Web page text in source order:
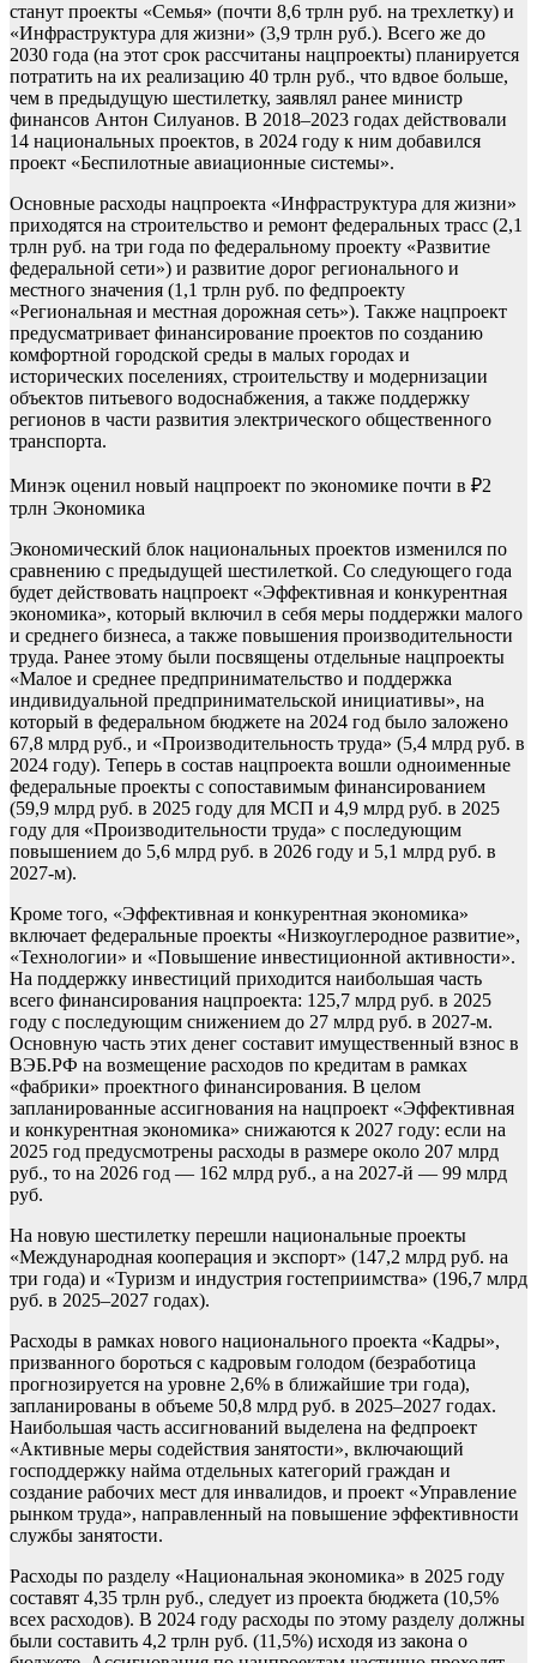
станут проекты «Семья» (почти 8,6 трлн руб. на трехлетку) и
«Инфраструктура для жизни» (3,9 трлн руб.). Всего же до
2030 года (на этот срок рассчитаны нацпроекты) планируется
потратить на их реализацию 40 трлн руб., что вдвое больше,
чем в предыдущую шестилетку, заявлял ранее министр
финансов Антон Силуанов. В 2018–2023 годах действовали
14 национальных проектов, в 2024 году к ним добавился
проект «Беспилотные авиационные системы».
Основные расходы нацпроекта «Инфраструктура для жизни»
приходятся на строительство и ремонт федеральных трасс (2,1
трлн руб. на три года по федеральному проекту «Развитие
федеральной сети») и развитие дорог регионального и
местного значения (1,1 трлн руб. по федпроекту
«Региональная и местная дорожная сеть»). Также нацпроект
предусматривает финансирование проектов по созданию
комфортной городской среды в малых городах и
исторических поселениях, строительству и модернизации
объектов питьевого водоснабжения, а также поддержку
регионов в части развития электрического общественного
транспорта.
Минэк оценил новый нацпроект по экономике почти в ₽2
трлн Экономика
Экономический блок национальных проектов изменился по
сравнению с предыдущей шестилеткой. Со следующего года
будет действовать нацпроект «Эффективная и конкурентная
экономика», который включил в себя меры поддержки малого
и среднего бизнеса, а также повышения производительности
труда. Ранее этому были посвящены отдельные нацпроекты
«Малое и среднее предпринимательство и поддержка
индивидуальной предпринимательской инициативы», на
который в федеральном бюджете на 2024 год было заложено
67,8 млрд руб., и «Производительность труда» (5,4 млрд руб. в
2024 году). Теперь в состав нацпроекта вошли одноименные
федеральные проекты с сопоставимым финансированием
(59,9 млрд руб. в 2025 году для МСП и 4,9 млрд руб. в 2025
году для «Производительности труда» с последующим
повышением до 5,6 млрд руб. в 2026 году и 5,1 млрд руб. в
2027-м).
Кроме того, «Эффективная и конкурентная экономика»
включает федеральные проекты «Низкоуглеродное развитие»,
«Технологии» и «Повышение инвестиционной активности».
На поддержку инвестиций приходится наибольшая часть
всего финансирования нацпроекта: 125,7 млрд руб. в 2025
году с последующим снижением до 27 млрд руб. в 2027-м.
Основную часть этих денег составит имущественный взнос в
ВЭБ.РФ на возмещение расходов по кредитам в рамках
«фабрики» проектного финансирования. В целом
запланированные ассигнования на нацпроект «Эффективная
и конкурентная экономика» снижаются к 2027 году: если на
2025 год предусмотрены расходы в размере около 207 млрд
руб., то на 2026 год — 162 млрд руб., а на 2027-й — 99 млрд
руб.
На новую шестилетку перешли национальные проекты
«Международная кооперация и экспорт» (147,2 млрд руб. на
три года) и «Туризм и индустрия гостеприимства» (196,7 млрд
руб. в 2025–2027 годах).
Расходы в рамках нового национального проекта «Кадры»,
призванного бороться с кадровым голодом (безработица
прогнозируется на уровне 2,6% в ближайшие три года),
запланированы в объеме 50,8 млрд руб. в 2025–2027 годах.
Наибольшая часть ассигнований выделена на федпроект
«Активные меры содействия занятости», включающий
господдержку найма отдельных категорий граждан и
создание рабочих мест для инвалидов, и проект «Управление
рынком труда», направленный на повышение эффективности
службы занятости.
Расходы по разделу «Национальная экономика» в 2025 году
составят 4,35 трлн руб., следует из проекта бюджета (10,5%
всех расходов). В 2024 году расходы по этому разделу должны
были составить 4,2 трлн руб. (11,5%) исходя из закона о